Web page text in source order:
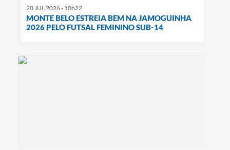
20 JUL 2026 - 10h22
MONTE BELO ESTREIA BEM NA JAMOGUINHA
2026 PELO FUTSAL FEMININO SUB-14